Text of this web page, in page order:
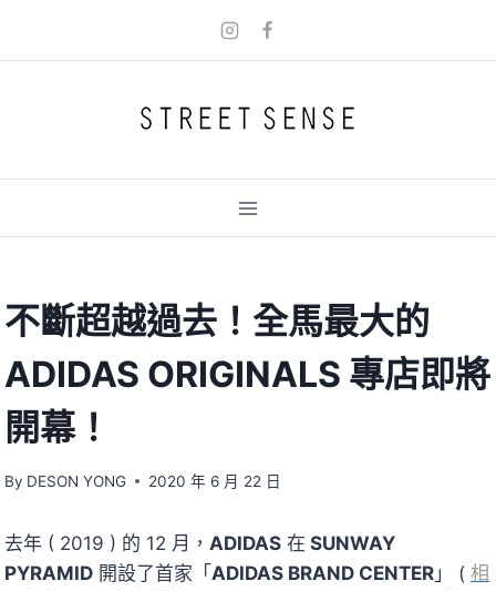
不斷超越過去！全馬最大的
ADIDAS ORIGINALS 專店即將
開幕！
By DESON YONG 2020 年 6 月 22 日
去年 ( 2019 ) 的 12 月， ADIDAS 在 SUNWAY
PYRAMID 開設了首家「ADIDAS BRAND CENTER 」 ( 相